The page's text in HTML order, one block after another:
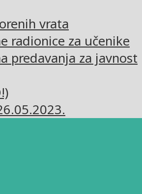
vrata
radionice za učenike
predavanja za javnost